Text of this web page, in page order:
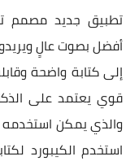
تطبيق جديد مصمم
أفضل بصوت عالٍ
قوي يعتمد على
والذي يمكن استخدمه
استخدم الكيبورد